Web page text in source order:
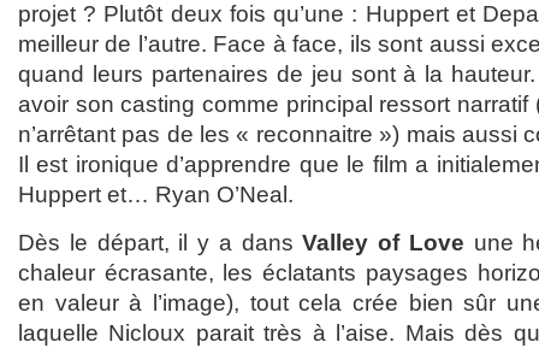
projet ? Plutôt deux fois qu’une : Huppert et
meilleur de l’autre. Face à face, ils sont aussi
quand leurs partenaires de jeu sont à la
avoir son casting comme principal ressort
n’arrêtant pas de les « reconnaitre ») mais aussi
Il est ironique d’apprendre que le film a
Huppert et… Ryan O’Neal.
Dès le départ, il y a dansValley of Love une
chaleur écrasante, les éclatants paysages
en valeur à l’image), tout cela crée bien sûr
laquelle Nicloux parait très à l’aise. Mais dès